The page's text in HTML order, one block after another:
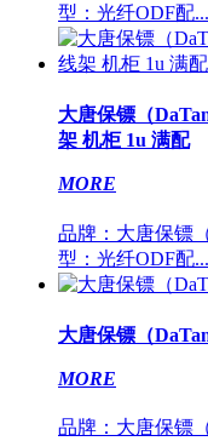
型：光纤ODF配...
大唐保镖（
架 机柜 1u 满配
MORE
品牌：大唐保镖
型：光纤ODF配...
大唐保镖（
MORE
品牌：大唐保镖